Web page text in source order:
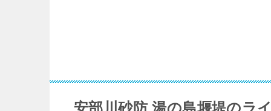
安部川砂防 湯の島堰堤のラ